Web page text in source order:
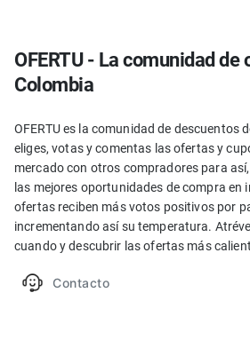
OFERTU - La comunidad de
Colombia
OFERTU es la comunidad de descuentos
eliges, votas y comentas las ofertas y
mercado con otros compradores para
las mejores oportunidades de compra en
ofertas reciben más votos positivos por
incrementando así su temperatura.
cuando y descubrir las ofertas más
Contacto